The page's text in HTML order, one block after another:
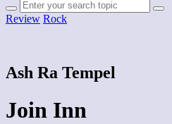
Review Rock
Ash Ra Tempel
Join Inn